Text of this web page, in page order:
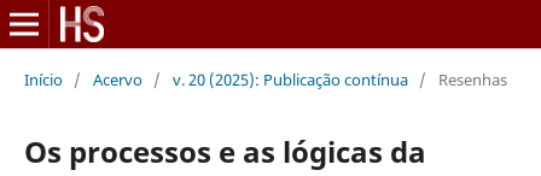
Início / Acervo / v. 20 (2025): Publicação contínua / Resenhas
Os processos e as lógicas da